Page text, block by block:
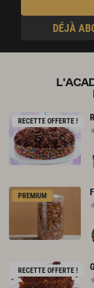
DÉJÀ
RECETTE OFFERTE !
PREMIUM
RECETTE OFFERTE !